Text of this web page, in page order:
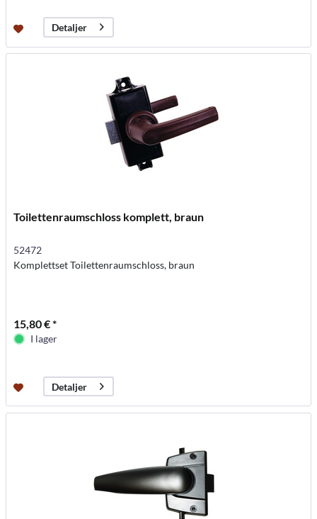
Detaljer
Toilettenraumschloss komplett, braun
52472
Komplettset Toilettenraumschloss, braun
15,80 € *
I lager
Detaljer